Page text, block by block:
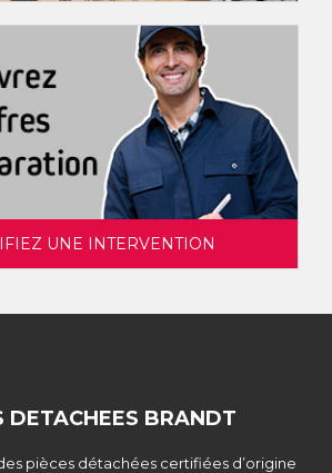
UNE INTERVENTION
DETACHEES BRANDT
pièces détachées certifiées d’origine